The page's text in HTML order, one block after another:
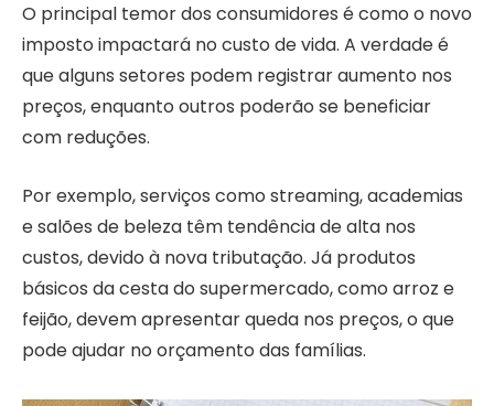
O principal temor dos consumidores é como o novo
imposto impactará no custo de vida. A verdade é
que alguns setores podem registrar aumento nos
preços, enquanto outros poderão se beneficiar
com reduções.
Por exemplo, serviços como streaming, academias
e salões de beleza têm tendência de alta nos
custos, devido à nova tributação. Já produtos
básicos da cesta do supermercado, como arroz e
feijão, devem apresentar queda nos preços, o que
pode ajudar no orçamento das famílias.